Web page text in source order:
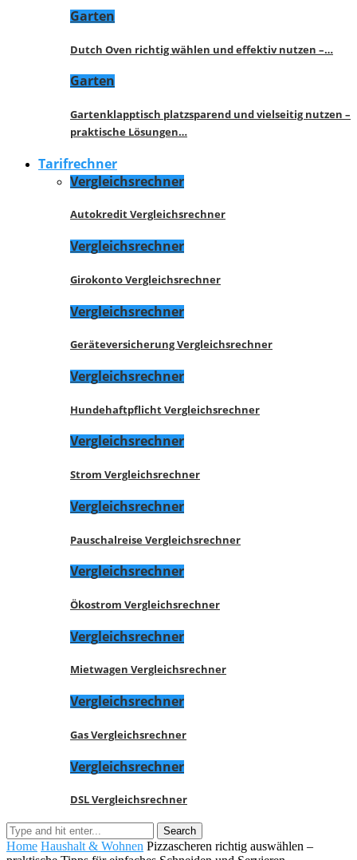
Garten
Dutch Oven richtig wählen und effektiv nutzen –…
Garten
Gartenklapptisch platzsparend und vielseitig nutzen –
praktische Lösungen…
Tarifrechner
Vergleichsrechner
Autokredit Vergleichsrechner
Vergleichsrechner
Girokonto Vergleichsrechner
Vergleichsrechner
Geräteversicherung Vergleichsrechner
Vergleichsrechner
Hundehaftpflicht Vergleichsrechner
Vergleichsrechner
Strom Vergleichsrechner
Vergleichsrechner
Pauschalreise Vergleichsrechner
Vergleichsrechner
Ökostrom Vergleichsrechner
Vergleichsrechner
Mietwagen Vergleichsrechner
Vergleichsrechner
Gas Vergleichsrechner
Vergleichsrechner
DSL Vergleichsrechner
Home Haushalt & Wohnen Pizzascheren richtig auswählen –